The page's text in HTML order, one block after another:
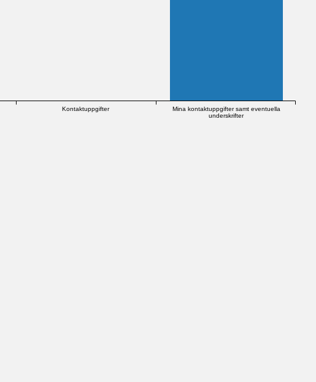
Kontaktuppgifter
Mina kontaktuppgifter samt eventuella
underskrifter